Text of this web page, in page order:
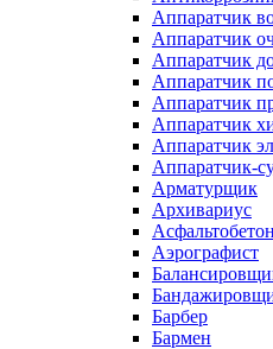
Аппаратчик
Аппаратчик
Аппаратчик
Аппаратчик
Аппаратчик
Аппаратчик
Аппаратчик
Аппаратчик-
Арматурщик
Архивариус
Аэрографист
Барбер
Бармен